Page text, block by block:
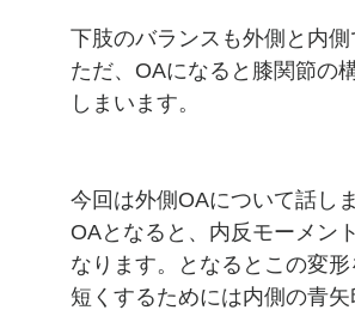
下肢のバランスも外側と内
ただ、OAになると膝関節の
しまいます。
今回は外側OAについて話し
OAとなると、内反モーメン
なります。となるとこの変
短くするためには内側の青矢